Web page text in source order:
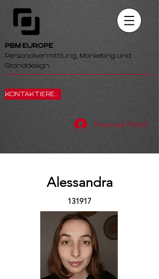
PBM EUROPE
Personalvermittlung, Marketing und
Standdesign
KONTAKTIEREN SIE UNS
Personal-Portal
Alessandra
131917